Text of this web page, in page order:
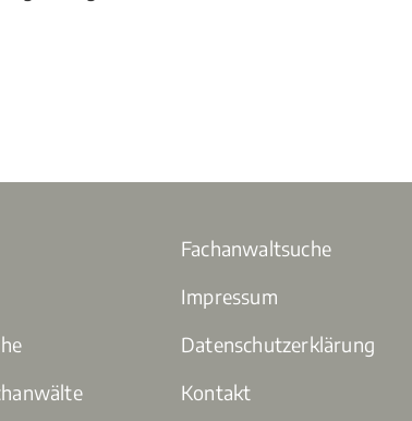
Fachanwaltsuche
Impressum
Datenschutzerklärung
Kontakt